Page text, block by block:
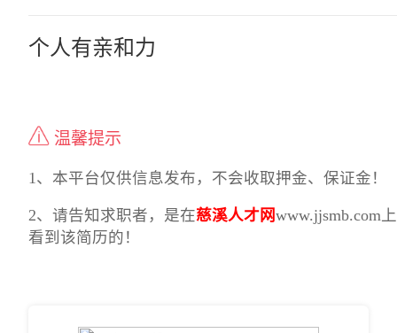
个人有亲和力
温馨提示
1、本平台仅供信息发布，不会收取押金、保证金！
2、请告知求职者，是在慈溪人才网www.jjsmb.com上
看到该简历的！